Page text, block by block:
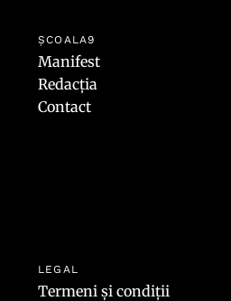
ȘCOALA9
Manifest
Redacția
Contact
LEGAL
Termeni și condiții